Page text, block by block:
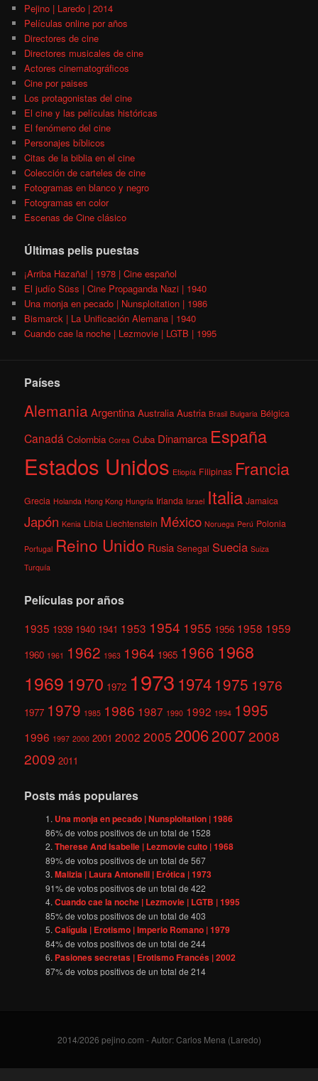
Pejino | Laredo | 2014
Películas online por años
Directores de cine
Directores musicales de cine
Actores cinematográficos
Cine por paises
Los protagonistas del cine
El cine y las películas históricas
El fenómeno del cine
Personajes bíblicos
Citas de la biblia en el cine
Colección de carteles de cine
Fotogramas en blanco y negro
Fotogramas en color
Escenas de Cine clásico
Últimas pelis puestas
¡Arriba Hazaña! | 1978 | Cine español
El judío Süss | Cine Propaganda Nazi | 1940
Una monja en pecado | Nunsploitation | 1986
Bismarck | La Unificación Alemana | 1940
Cuando cae la noche | Lezmovie | LGTB | 1995
Países
AlemaniaArgentina Australia Austria Brasil Bulgaria Bélgica
Canadá Colombia Corea Cuba Dinamarca España
Estados Unidos Etiopía Filipinas Francia
Grecia Holanda Hong Kong Hungría Irlanda Israel Italia Jamaica
Japón Kenia Libia Liechtenstein México Noruega Perú Polonia
Portugal Reino Unido Rusia Senegal Suecia Suiza
Turquía
Películas por años
1935 1939 1940 1941 1953 1954 1955 1956 1958 1959
1960 1961 1962 1963 1964 1965 1966 1968
1969 1970 1972 1973 1974 1975 1976
1977 1979 1985 1986 1987 1990 1992 1994 1995
1996 1997 2000 2001 2002 2005 200620072008
2009 2011
Posts más populares
Una monja en pecado | Nunsploitation | 1986
86% de votos positivos de un total de 1528
Therese And Isabelle | Lezmovie culto | 1968
89% de votos positivos de un total de567
Malizia | Laura Antonelli | Erótica | 1973
91% de votos positivos de un total de422
Cuando cae la noche | Lezmovie | LGTB | 1995
85% de votos positivos de un total de403
Calígula | Erotismo | Imperio Romano | 1979
84% de votos positivos de un total de244
Pasiones secretas | Erotismo Francés | 2002
87% de votos positivos de un total de214
2014/2026 pejino.com - Autor: Carlos Mena (Laredo)